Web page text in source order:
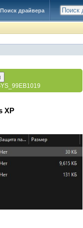
Поиск драйвера
XP